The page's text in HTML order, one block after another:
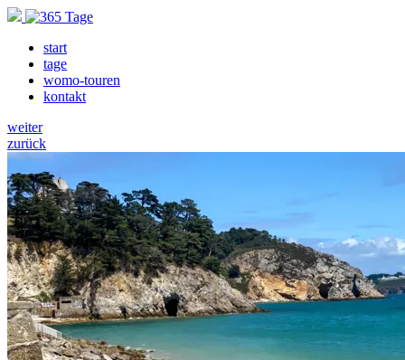
start
tage
womo-touren
kontakt
weiter
zurück